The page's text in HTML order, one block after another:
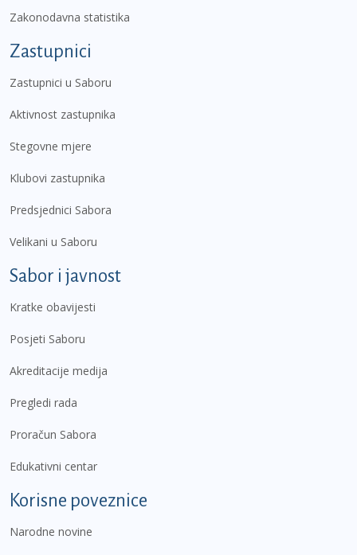
Zakonodavna statistika
Zastupnici
Zastupnici u Saboru
Aktivnost zastupnika
Stegovne mjere
Klubovi zastupnika
Predsjednici Sabora
Velikani u Saboru
Sabor i javnost
Kratke obavijesti
Posjeti Saboru
Akreditacije medija
Pregledi rada
Proračun Sabora
Edukativni centar
Korisne poveznice
Narodne novine